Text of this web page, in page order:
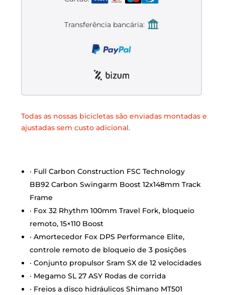
Mantenimiento de bicicletas
Transferência bancária:
Todas as nossas bicicletas são enviadas montadas e
ajustadas sem custo adicional.
· Full Carbon Construction FSC Technology
BB92 Carbon Swingarm Boost 12x148mm Track
Frame
· Fox 32 Rhythm 100mm Travel Fork, bloqueio
remoto, 15×110 Boost
· Amortecedor Fox DPS Performance Elite,
controle remoto de bloqueio de 3 posições
· Conjunto propulsor Sram SX de 12 velocidades
· Megamo SL 27 ASY Rodas de corrida
· Freios a disco hidráulicos Shimano MT501